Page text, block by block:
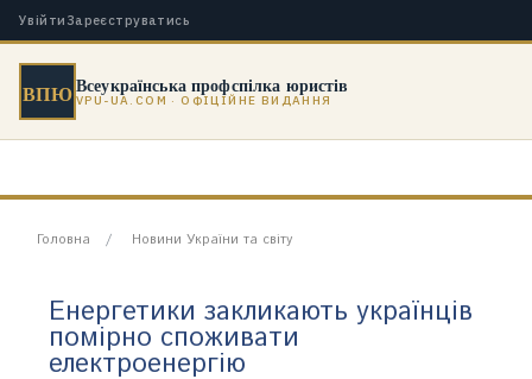
Увійти Зареєструватись
ВПЮВсеукраїнська профспілка юристів
VPU-UA.COM · ОФІЦІЙНЕ ВИДАННЯ
Головна Новини України та світу
Енергетики закликають українців
помірно споживати
електроенергію